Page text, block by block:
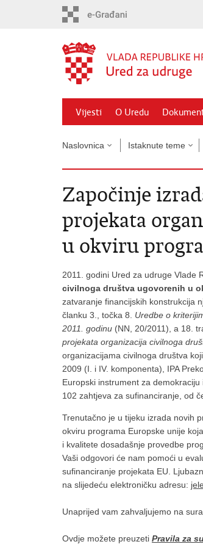
Vijesti O Uredu
Naslovnica Istaknute teme
Započinje
projekata
u okviru
2011. godini Ured za udruge Vlade
civilnoga društva ugovorenih u
zatvaranje financijskih konstrukcija
članku 3., točka 8. Uredbe o
2011. godinu (NN, 20/2011), a 18.
projekata organizacija civilnoga
organizacijama civilnoga društva
2009 (I. i IV. komponenta), IPA
Europski instrument za
102 zahtjeva za sufinanciranje, od
Trenutačno je u tijeku izrada novih
okviru programa Europske unije
i kvalitete dosadašnje provedbe
Vaši odgovori će nam pomoći u
sufinanciranje projekata EU.
na slijedeću elektroničku adresu:
Unaprijed vam zahvaljujemo na
Ovdje možete preuzeti Pravila za